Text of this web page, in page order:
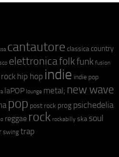
cantautore classica country
elettronicafolkfunk fusion
hip hop indie indie pop
laPOP lounge metal; new wave
pop post rock prog psichedelia
reggae rock rockabilly ska soul
swing trap